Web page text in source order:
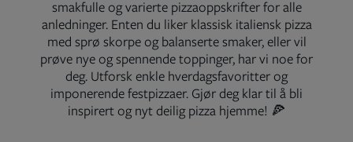
smakfulle og varierte pizzaoppskrifter for alle
anledninger. Enten du liker klassisk italiensk pizza
med sprø skorpe og balanserte smaker, eller vil
prøve nye og spennende toppinger, har vi noe for
deg. Utforsk enkle hverdagsfavoritter og
imponerende festpizzaer. Gjør deg klar til å bli
inspirert og nyt deilig pizza hjemme! 🍕